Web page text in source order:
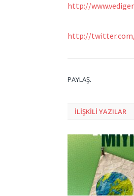
http://
http://
PAYLAŞ.
ILIŞKILI YAZILAR